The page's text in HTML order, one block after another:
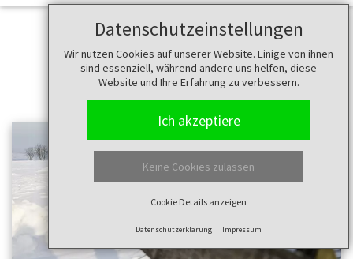
Datenschutzeinstellungen
Wir nutzen Cookies auf unserer Website. Einige von ihnen
sind essenziell, während andere uns helfen, diese
Website und Ihre Erfahrung zu verbessern.
Ich akzeptiere
Keine Cookies zulassen
Cookie Details anzeigen
Datenschutzerklärung Impressum